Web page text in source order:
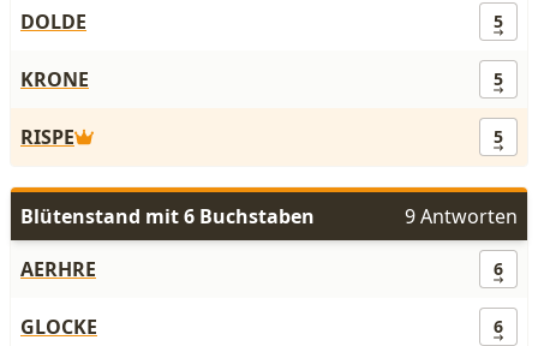
DOLDE 5
KRONE 5
RISPE 5
Blütenstand mit 6 Buchstaben
9 Antworten
AERHRE
6
GLOCKE 6